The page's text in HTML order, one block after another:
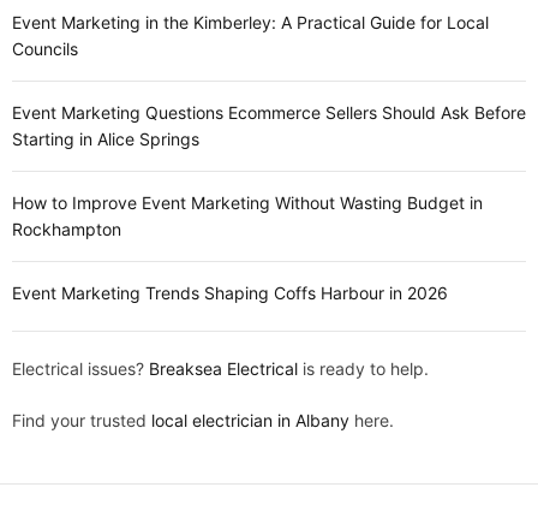
Event Marketing in the Kimberley: A Practical Guide for Local
Councils
Event Marketing Questions Ecommerce Sellers Should Ask Before
Starting in Alice Springs
How to Improve Event Marketing Without Wasting Budget in
Rockhampton
Event Marketing Trends Shaping Coffs Harbour in 2026
Electrical issues? Breaksea Electrical is ready to help.
Find your trusted local electrician in Albany here.